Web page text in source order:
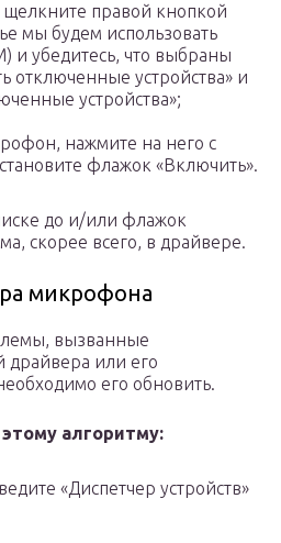
щелкните правой кнопкой
мы будем использовать
и убедитесь, что выбраны
отключенные устройства» и
устройства»;
нажмите на него с
флажок «Включить».
до и/или флажок
скорее всего, в драйвере.
микрофона
вызванные
драйвера или его
его обновить.
алгоритму:
«Диспетчер устройств»